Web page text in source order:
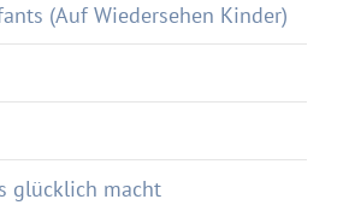
(Auf Wiedersehen Kinder)
glücklich macht